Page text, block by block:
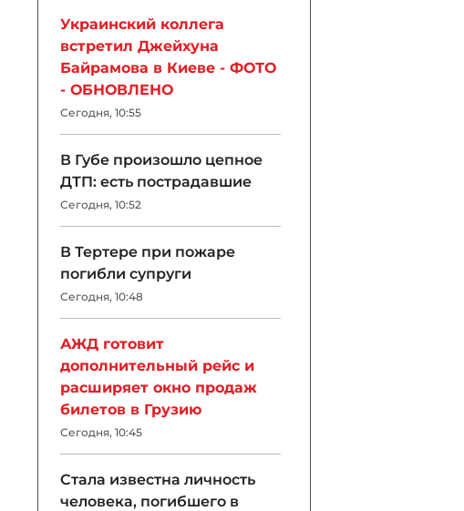
Украинский коллега
встретил Джейхуна
Байрамова в Киеве - ФОТО
- ОБНОВЛЕНО
Сегодня, 10:55
В Губе произошло цепное
ДТП: есть пострадавшие
Сегодня, 10:52
В Тертере при пожаре
погибли супруги
Сегодня, 10:48
АЖД готовит
дополнительный рейс и
расширяет окно продаж
билетов в Грузию
Сегодня, 10:45
Стала известна личность
человека, погибшего в